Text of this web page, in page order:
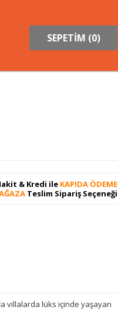
SEPETİM (0)
& Kredi ile KAPIDA ÖDEME
Teslim Sipariş Seçeneği
villalarda lüks içinde yaşayan